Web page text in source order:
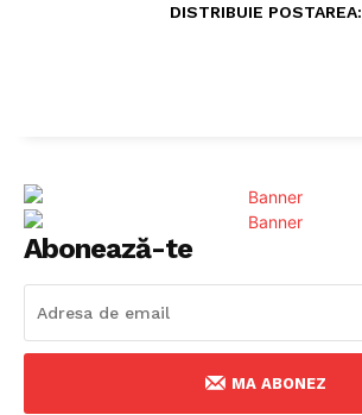
DISTRIBUIE POSTAREA:
Abonează-te
MA ABONEZ